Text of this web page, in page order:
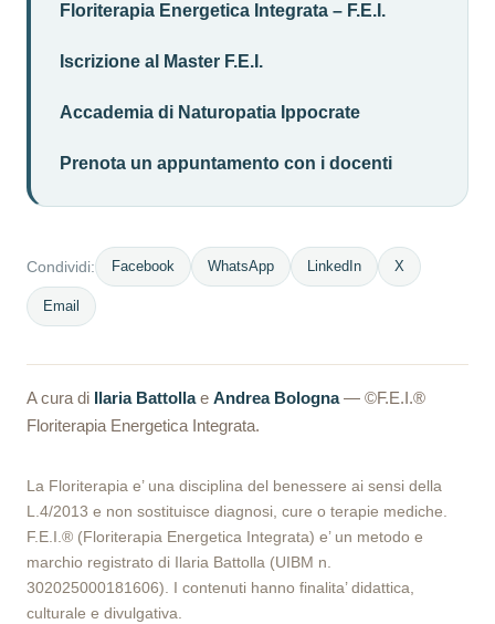
Floriterapia Energetica Integrata – F.E.I.
Iscrizione al Master F.E.I.
Accademia di Naturopatia Ippocrate
Prenota un appuntamento con i docenti
Condividi: Facebook WhatsApp LinkedIn X
Email
A cura di Ilaria Battollae Andrea Bologna— ©F.E.I.®
Floriterapia Energetica Integrata.
La Floriterapia e’ una disciplina del benessere ai sensi della
L.4/2013 e non sostituisce diagnosi, cure o terapie mediche.
F.E.I.® (Floriterapia Energetica Integrata) e’ un metodo e
marchio registrato di Ilaria Battolla (UIBM n.
302025000181606). I contenuti hanno finalita’ didattica,
culturale e divulgativa.